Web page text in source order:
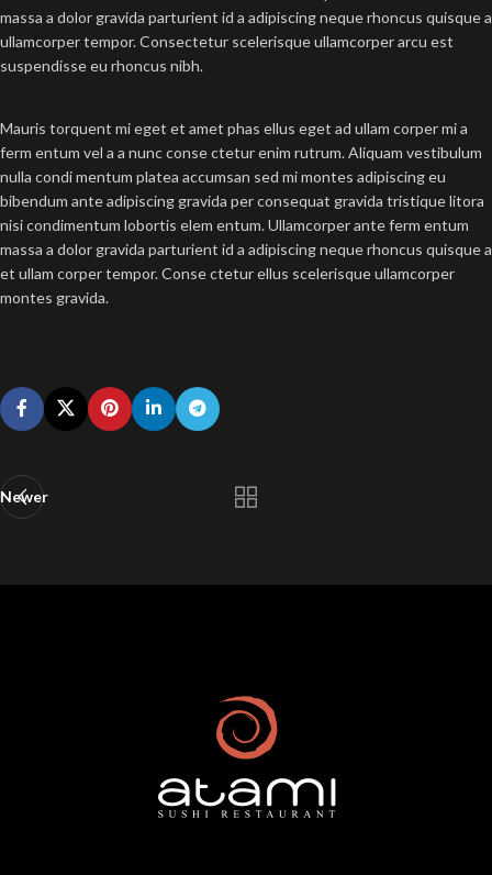
massa a dolor gravida parturient id a adipiscing neque rhoncus quisque a
ullamcorper tempor. Consectetur scelerisque ullamcorper arcu est
suspendisse eu rhoncus nibh.
Mauris torquent mi eget et amet phas ellus eget ad ullam corper mi a
ferm entum vel a a nunc conse ctetur enim rutrum. Aliquam vestibulum
nulla condi mentum platea accumsan sed mi montes adipiscing eu
bibendum ante adipiscing gravida per consequat gravida tristique litora
nisi condimentum lobortis elem entum. Ullamcorper ante ferm entum
massa a dolor gravida parturient id a adipiscing neque rhoncus quisque a
et ullam corper tempor. Conse ctetur ellus scelerisque ullamcorper
montes gravida.
Newer